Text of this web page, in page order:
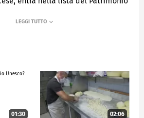
01:30 02:06